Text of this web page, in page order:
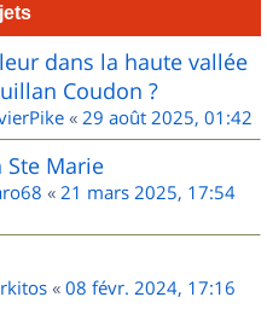
dans la haute vallée
Coudon ?
« 29 août 2025, 01:42
Marie
« 21 mars 2025, 17:54
« 08 févr. 2024, 17:16